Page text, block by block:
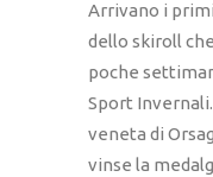
Arrivano i
dello skiroll
poche
Sport
veneta di
vinse la